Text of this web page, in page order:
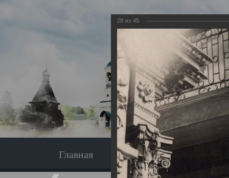
Главная Экскурсия
28 из 45